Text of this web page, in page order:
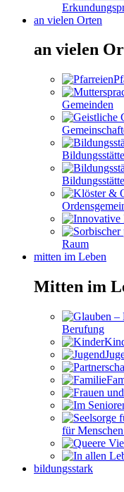
an vielen Orten
an vielen
Gemeinden
Raum
mitten im Leben
Mitten im
Berufung
für
bildungsstark